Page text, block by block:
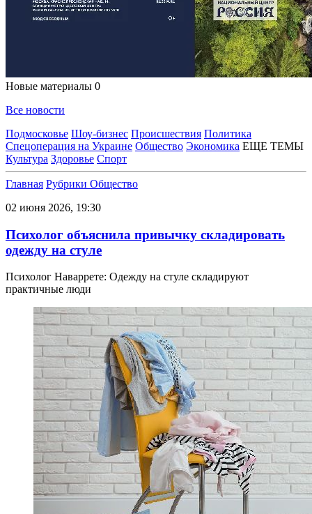
Новые материалы 0
Все новости
Подмосковье Шоу-бизнес Происшествия Политика
Спецоперация на Украине Общество Экономика ЕЩЕ ТЕМЫ
Культура Здоровье Спорт
Главная Рубрики Общество
02 июня 2026, 19:30
Психолог объяснила привычку складировать
одежду на стуле
Психолог Наваррете: Одежду на стуле складируют
практичные люди